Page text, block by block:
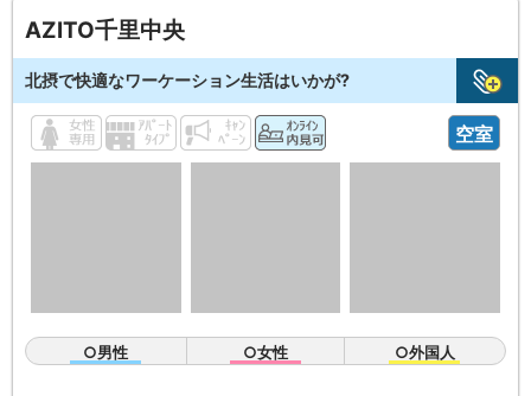
AZITO千里中央
北摂で快適なワーケーション生活はいかが?
空室
○男性 ○女性 ○外国人